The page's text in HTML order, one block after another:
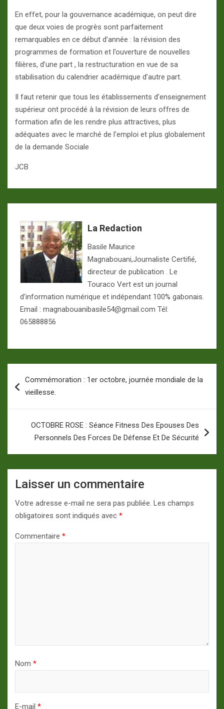
En effet, pour la gouvernance académique, on peut dire
que deux voies de progrès sont parfaitement
remarquables en ce début d’année : la révision des
programmes de formation et l’ouverture de nouvelles
filières, d’une part , la restructuration en vue de sa
stabilisation du calendrier académique d’autre part.
Il faut retenir que tous les établissements d’enseignement
supérieur ont procédé à la révision de leurs offres de
formation afin de les rendre plus attractives, plus
adéquates avec le marché de l’emploi et plus globalement
de la demande Sociale
JCB
La Redaction
Basile Maurice
Magnabouani,Journaliste Certifié,
directeur de publication . Le
Touraco Vert est un journal
d'information numérique et indépendant 100% gabonais.
Email : magnabouanibasile54@gmail.com Tél:
065888856
de
Commémoration : 1er octobre, journée mondiale de la
vieillesse.
OCTOBRE ROSE : Séance Fitness Des Epouses Des
Personnels Des Forces De Défense Et De Sécurité
Laisser un commentaire
Votre adresse e-mail ne sera pas publiée. Les champs
obligatoires sont indiqués avec *
Commentaire *
Nom *
E-mail *